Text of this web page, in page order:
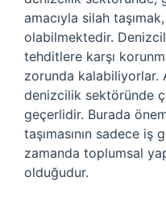
amacıyla silah
olabilmektedir.
tehditlere karşı
zorunda kalabiliyorlar.
denizcilik sektöründe
geçerlidir. Burada
taşımasının sadece
zamanda toplumsal
olduğudur.